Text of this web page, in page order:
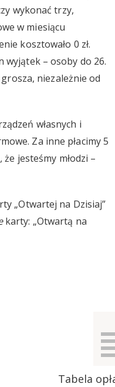
wykonać trzy,
w miesiącu
kosztowało 0 zł.
wyjątek – osoby do 26.
niezależnie od
własnych i
Za inne płacimy 5
że jesteśmy młodzi –
„Otwartej na Dzisiaj”
karty: „Otwartą na
Tabela